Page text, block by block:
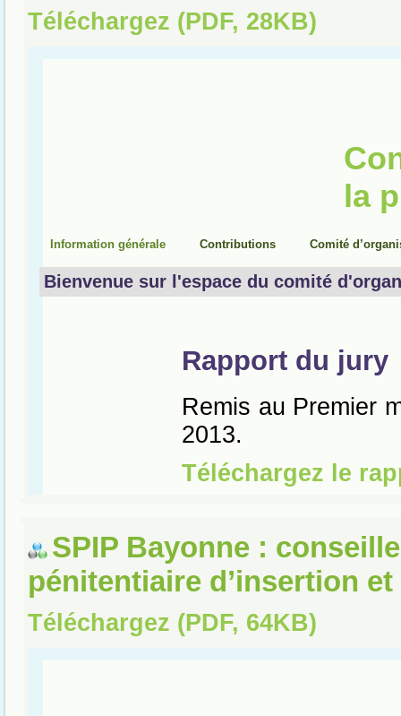
Téléchargez (PDF, 28KB)
SPIP Bayonne :
pénitentiaire d’insertion
Téléchargez (PDF, 64KB)